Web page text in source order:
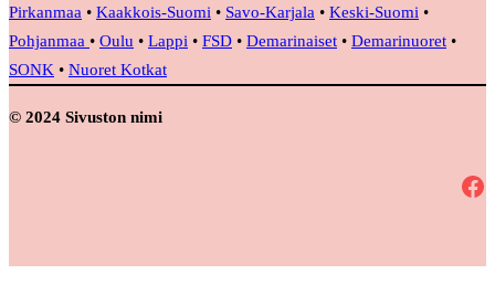
Pirkanmaa • Kaakkois-Suomi • Savo-Karjala • Keski-Suomi •
Pohjanmaa • Oulu • Lappi • FSD • Demarinaiset • Demarinuoret •
SONK • Nuoret Kotkat
© 2024 Sivuston nimi
Facebook